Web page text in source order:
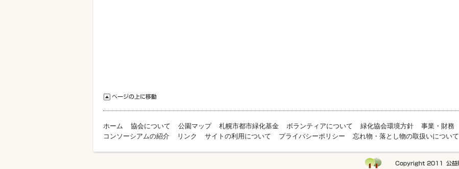
ホーム 協会について 公園マップ 札幌市都市緑化基金 ボランティアについて 緑化協会環境方針 事業・財務
コンソーシアムの紹介
リンク サイトの利用について プライバシーポリシー 忘れ物・落とし物の取扱いについて